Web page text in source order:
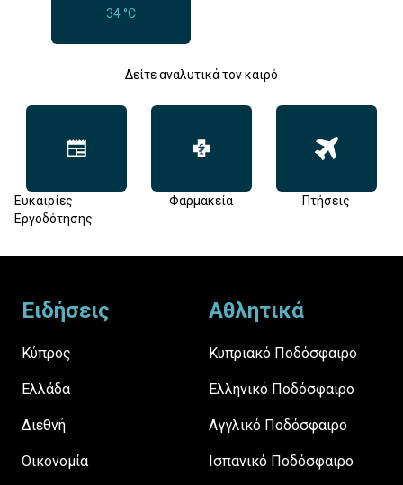
34 °C
Δείτε αναλυτικά τον καιρό
Ευκαιρίες
Εργοδότησης
Φαρμακεία Πτήσεις
Ειδήσεις
Κύπρος
Ελλάδα
Διεθνή
Οικονομία
Αθλητικά
Κυπριακό Ποδόσφαιρο
Ελληνικό Ποδόσφαιρο
Αγγλικό Ποδόσφαιρο
Ισπανικό Ποδόσφαιρο